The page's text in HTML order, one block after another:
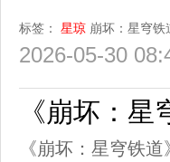
标签： 星琼 崩坏：星穹铁
2026-05-30
《崩坏：
《崩坏：星穹铁